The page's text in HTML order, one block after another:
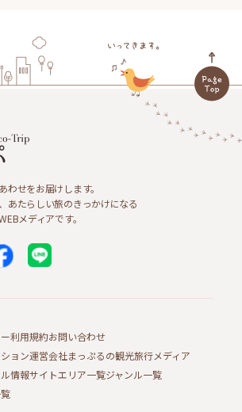
わせをお届けします。
あたらしい旅のきっかけになる
メディアです。
利用規約お問い合わせ
ョン運営会社まっぷるの観光旅行メディア
情報サイトエリア一覧ジャンル一覧